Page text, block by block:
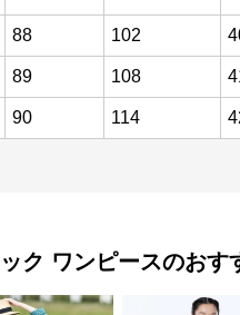
88 102
89 108
90 114
ク ワンピースのおす